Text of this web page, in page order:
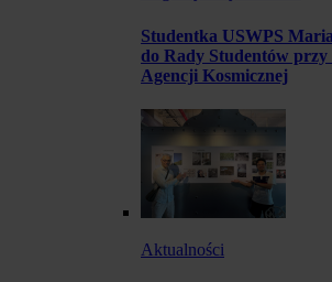
Studentka USWPS
do Rady Studentów przy
Agencji Kosmicznej
Aktualności